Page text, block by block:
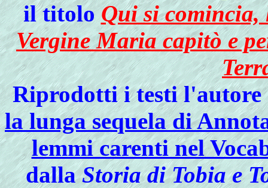
il titoloQui si comincia,
Vergine Maria capitò e
Riprodotti i testi l'autore
la lunga sequela di
lemmi carenti nel
dallaStoria di Tobia e